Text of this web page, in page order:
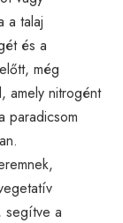
a talaj
és a
még
amely nitrogént
paradicsom
segítve a